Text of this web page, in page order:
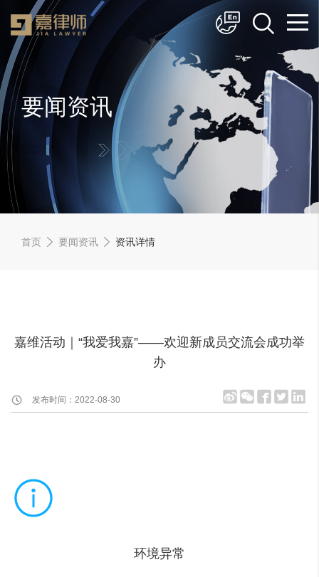
简体中文
English
要闻资讯
首页 要闻资讯 资讯详情
嘉维活动｜“我爱我嘉”——欢迎新成员交流会成功举
办
发布时间：2022-08-30
环境异常